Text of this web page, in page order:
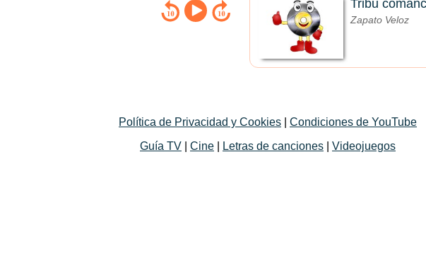
Tribu
Zapato Veloz
Política de Privacidad y Cookies
Condiciones de YouTube
Guía TV
Cine Letras de canciones Videojuegos